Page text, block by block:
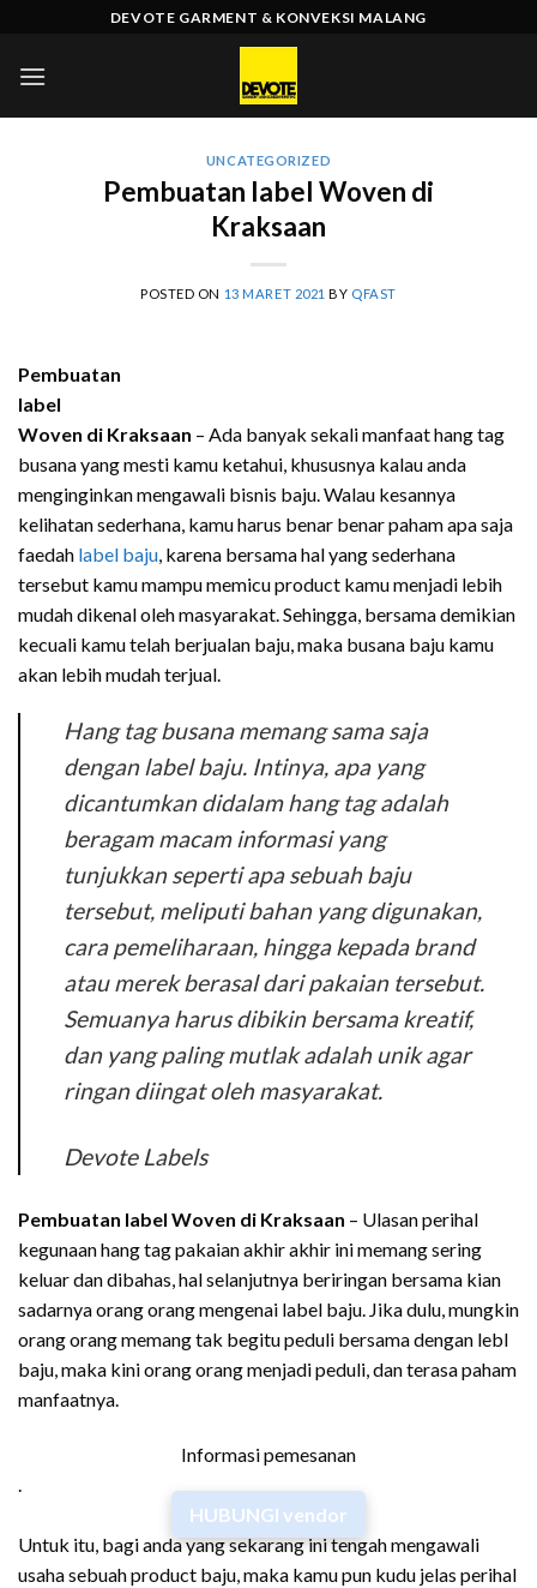
content
DEVOTE GARMENT & KONVEKSI MALANG
UNCATEGORIZED
Pembuatan label Woven di
Kraksaan
POSTED ON 13 MARET 2021 BY QFAST
Pembuatan
label
Woven di Kraksaan – Ada banyak sekali manfaat hang tag
busana yang mesti kamu ketahui, khususnya kalau anda
menginginkan mengawali bisnis baju. Walau kesannya
kelihatan sederhana, kamu harus benar benar paham apa saja
faedah label baju , karena bersama hal yang sederhana
tersebut kamu mampu memicu product kamu menjadi lebih
mudah dikenal oleh masyarakat. Sehingga, bersama demikian
kecuali kamu telah berjualan baju, maka busana baju kamu
akan lebih mudah terjual.
Hang tag busana memang sama saja
dengan label baju. Intinya, apa yang
dicantumkan didalam hang tag adalah
beragam macam informasi yang
tunjukkan seperti apa sebuah baju
tersebut, meliputi bahan yang digunakan,
cara pemeliharaan, hingga kepada brand
atau merek berasal dari pakaian tersebut.
Semuanya harus dibikin bersama kreatif,
dan yang paling mutlak adalah unik agar
ringan diingat oleh masyarakat.
Devote Labels
Pembuatan label Woven di Kraksaan – Ulasan perihal
kegunaan hang tag pakaian akhir akhir ini memang sering
keluar dan dibahas, hal selanjutnya beriringan bersama kian
sadarnya orang orang mengenai label baju. Jika dulu, mungkin
orang orang memang tak begitu peduli bersama dengan lebl
baju, maka kini orang orang menjadi peduli, dan terasa paham
manfaatnya.
Informasi pemesanan
.
HUBUNGI vendor
Untuk itu, bagi anda yang sekarang ini tengah mengawali
usaha sebuah product baju, maka kamu pun kudu jelas perihal